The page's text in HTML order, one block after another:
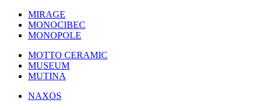
MIRAGE
MONOCIBEC
MONOPOLE
MOTTO CERAMIC
MUSEUM
MUTINA
NAXOS